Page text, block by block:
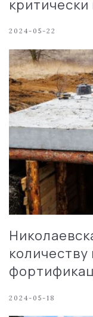
2024-05-22
2024-05-18